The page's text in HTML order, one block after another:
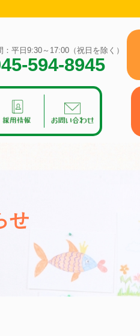
：平日9:30～17:00（祝日を除く）
594-8945
せ